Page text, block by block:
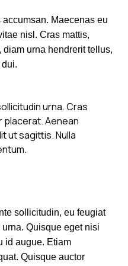
Maecenas eu
nisl. Cras mattis,
diam urna hendrerit tellus,
urna. Cras
placerat. Aenean
ut sagittis. Nulla
sollicitudin, eu feugiat
Quisque eget nisi
id augue. Etiam
Quisque auctor